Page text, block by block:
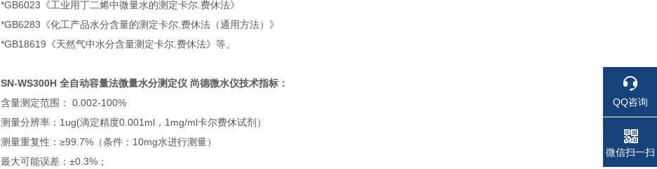
*GB6023《工业用丁二烯中微量水的测定卡尔.费休法》
*GB6283《化工产品水分含量的测定卡尔.费休法（通用方法）》
*GB18619《天然气中水分含量测定卡尔.费休法》等。
SN-WS300H 全自动容量法微量水分测定仪 尚德微水仪技术指标：
含量测定范围： 0.002-100%
测量分辨率：1ug(滴定精度0.001ml，1mg/ml卡尔费休试剂）
测量重复性：≥99.7%（条件：10mg水进行测量）
最大可能误差：±0.3%；
QQ咨询
电话
电话
微信扫一扫